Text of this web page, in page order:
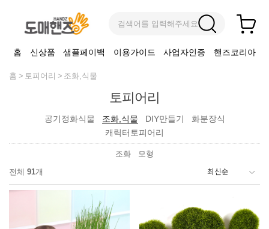
검색어를 입력해주세요
홈 신상품 샘플페이백 이용가이드 사업자인증 핸즈코리아
홈 토피어리 조화,식물
토피어리
공기정화식물 조화,식물 DIY만들기
화분장식
캐릭터토피어리
조화 모형
전체 91개